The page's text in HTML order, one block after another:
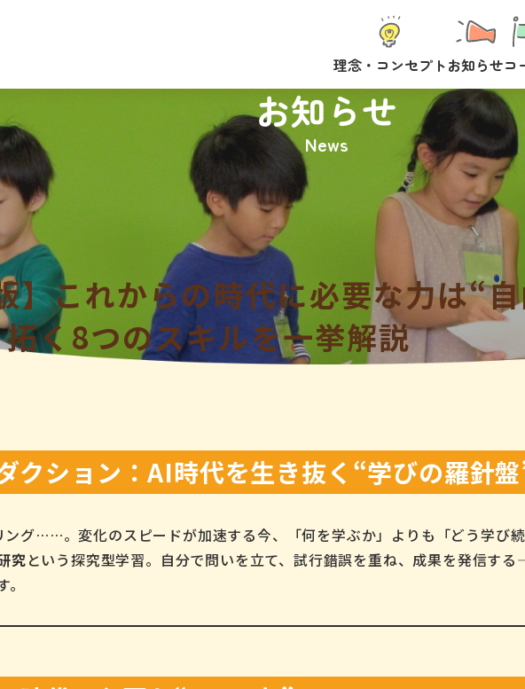
理念・コンセプトお知らせコ
お知らせ
News
】これからの時代に必要な力は
く8つのスキルを一挙解説
クション：AI時代を生き抜く“学びの羅針
グ……。変化のスピードが加速する今、「何を学ぶか」よりも「どう学び
究という探究型学習。自分で問いを立て、試行錯誤を重ね、成果を発信す